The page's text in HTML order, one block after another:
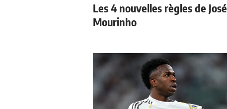
Les 4 nouvelles règles de José
Mourinho